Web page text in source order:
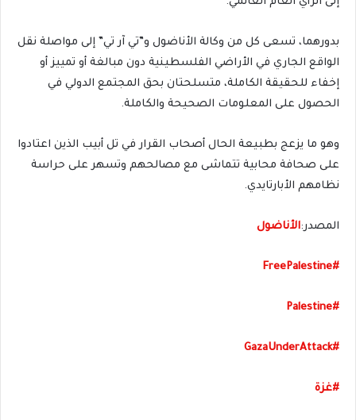
بدورهما، تسعى كل من وكالة الأناضول و”تي آر تي” إلى مواصلة نقل
الواقع الجاري في الأراضي الفلسطينية دون مبالغة أو تمييز أو
إخفاء للحقيقة الكاملة، متسلحتان بحق المجتمع الدولي في
الحصول على المعلومات الصحيحة والكاملة.
وهو ما يزعج بطبيعة الحال أصحاب القرار في تل أبيب الذين اعتادوا
على صحافة محابية تتماشى مع مصالحهم وتسهر على حراسة
نظامهم الأبارتايدي.
المصدر:الأناضول
#FreePalestine
#Palestine
#GazaUnderAttack
#غزة